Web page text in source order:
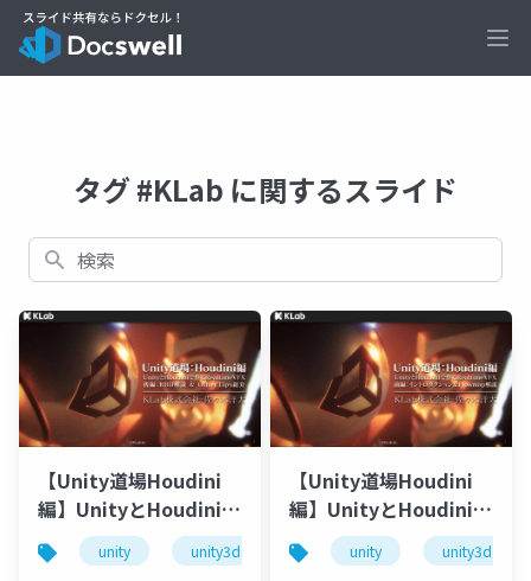
タグ #KLab に関するスライド
検索
【Unity道場Houdini
編】UnityとHoudiniで
作るRealtimeVFX実践
解説 後編
unity unity3d unity道場 unitydojo
【Unity道場Houdini
編】UnityとHoudiniで
作るRealtimeVFX実践
解説 前編
unity unity3d